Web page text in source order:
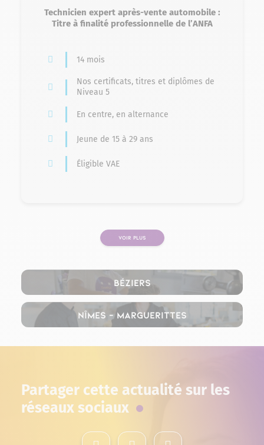
Technicien expert après-vente automobile :
Titre à finalité professionnelle de l’ANFA
14 mois
Nos certificats, titres et diplômes de
Niveau 5
En centre, en alternance
Jeune de 15 à 29 ans
Éligible VAE
VOIR PLUS
Béziers
Nîmes – Marguerittes
Partager cette actualité sur les
réseaux sociaux